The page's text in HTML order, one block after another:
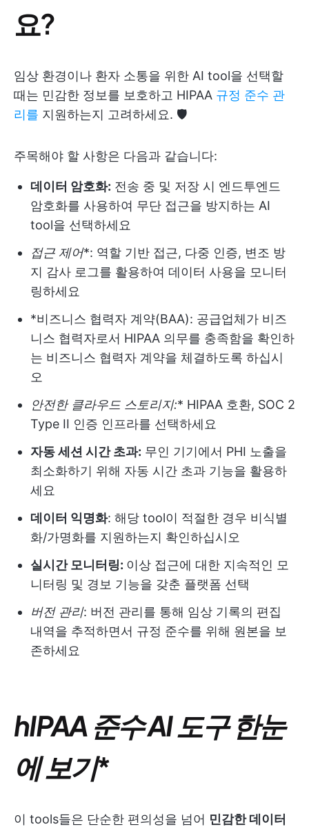
요?
임상 환경이나 환자 소통을 위한 AI tool을 선택할
때는 민감한 정보를 보호하고 HIPAA 규정 준수 관
리를 지원하는지 고려하세요. 🛡️
주목해야 할 사항은 다음과 같습니다:
데이터 암호화: 전송 중 및 저장 시 엔드투엔드
암호화를 사용하여 무단 접근을 방지하는 AI
tool을 선택하세요
접근 제어*: 역할 기반 접근, 다중 인증, 변조 방
지 감사 로그를 활용하여 데이터 사용을 모니터
링하세요
*비즈니스 협력자 계약(BAA): 공급업체가 비즈
니스 협력자로서 HIPAA 의무를 충족함을 확인하
는 비즈니스 협력자 계약을 체결하도록 하십시
오
안전한 클라우드 스토리지:* HIPAA 호환, SOC 2
Type II 인증 인프라를 선택하세요
자동 세션 시간 초과: 무인 기기에서 PHI 노출을
최소화하기 위해 자동 시간 초과 기능을 활용하
세요
데이터 익명화: 해당 tool이 적절한 경우 비식별
화/가명화를 지원하는지 확인하십시오
실시간 모니터링: 이상 접근에 대한 지속적인 모
니터링 및 경보 기능을 갖춘 플랫폼 선택
버전 관리: 버전 관리를 통해 임상 기록의 편집
내역을 추적하면서 규정 준수를 위해 원본을 보
존하세요
hIPAA 준수 AI 도구 한눈
에 보기*
이 tools들은 단순한 편의성을 넘어 민감한 데이터